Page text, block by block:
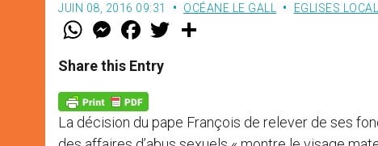
JUIN 08, 2016 09:31 OCÉANE LE GALL EGLISES
W
t
s
p
p
M
e
s
e
g
e
r
F
a
e
b
o
k
w
Share this Entry
La décision du pape François de relever de ses